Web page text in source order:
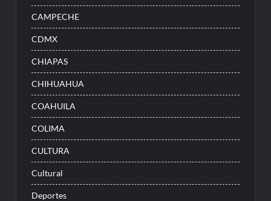
CAMPECHE
CDMX
CHIAPAS
CHIHUAHUA
COAHUILA
COLIMA
CULTURA
Cultural
Deportes